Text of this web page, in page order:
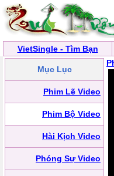
VietSingle - Tìm Bạn
Mục Lục
Phim Lẽ Video
Phim Bộ Video
Hài Kịch Video
Phóng Sự Video